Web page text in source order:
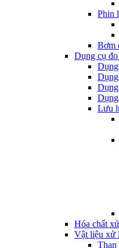
Phin
Bơm
Dụng cụ
Lưu
Hóa chất
Vật liệu xử
Than